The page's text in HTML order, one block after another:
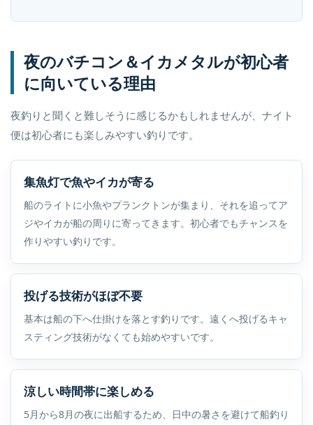
夜のバチコン＆イカメタルが初心者
に向いている理由
夜釣りと聞くと難しそうに感じるかもしれませんが、ナイト
便は初心者にも楽しみやすい釣りです。
集魚灯で魚やイカが寄る
船のライトに小魚やプランクトンが集まり、それを追ってア
ジやイカが船の周りに寄ってきます。初心者でもチャンスを
作りやすい釣りです。
投げる技術がほぼ不要
基本は船の下へ仕掛けを落とす釣りです。遠くへ投げるキャ
スティング技術がなくても始めやすいです。
涼しい時間帯に楽しめる
5月から8月の夜に出船するため、日中の暑さを避けて船釣り